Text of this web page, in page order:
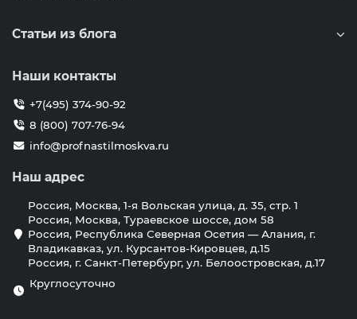
Статьи из блога
Наши контакты
+7(495) 374-90-92
8 (800) 707-76-94
info@profnastilmoskva.ru
Наш адрес
Россия, Москва, 1-я Вольская улица, д. 35, стр. 1
Россия, Москва, Тураевское шоссе, дом 58
Россия, Республика Северная Осетия — Алания, г.
Владикавказ, ул. Курсантов-Кировцев, д.15
Россия, г. Санкт-Петербург, ул. Белоостровская, д.17
Круглосуточно